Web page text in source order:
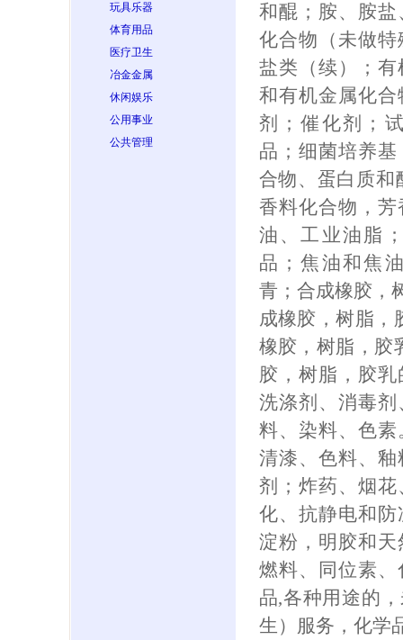
玩具乐器
体育用品
医疗卫生
冶金金属
休闲娱乐
公用事业
公共管理
和醌；胺、胺
化合物（未做
盐类（续）；
和有机金属化
剂；催化剂；
品；细菌培养
合物、蛋白质和
香料化合物，
油、工业油脂
品；焦油和焦
青；合成橡胶，
成橡胶，树脂，
橡胶，树脂，胶
胶，树脂，胶
洗涤剂、消毒
料、染料、色
清漆、色料、
剂；炸药、烟
化、抗静电和
淀粉，明胶和
燃料、同位素
品,各种用途的
生）服务，化学